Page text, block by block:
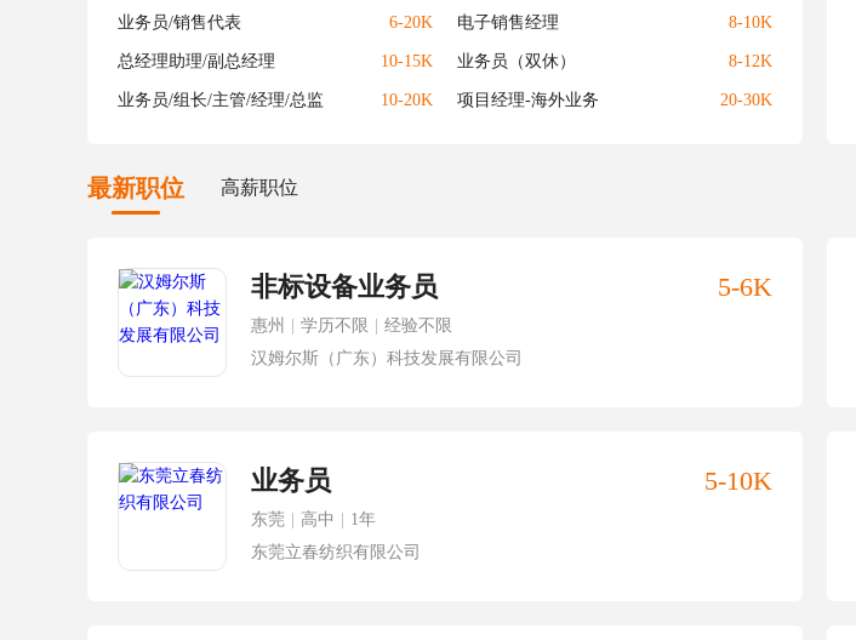
业务员/销售代表 6-20K 电子销售经理 8-10K
总经理助理/副总经理 10-15K 业务员（双休） 8-12K
业务员/组长/主管/经理/总监 10-20K 项目经理-海外业务 20-30K
最新职位 高薪职位
非标设备业务员 5-6K
惠州 学历不限
经验不限
汉姆尔斯（广东）科技发展有限公司
业务员 5-10K
东莞 高中
1年
东莞立春纺织有限公司